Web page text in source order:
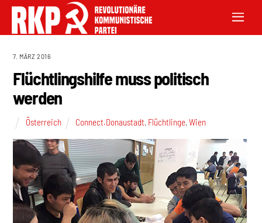
7. MÄRZ 2016
Flüchtlingshilfe muss politisch
werden
Österreich Connect.Donaustadt, Flüchtlinge,Wien